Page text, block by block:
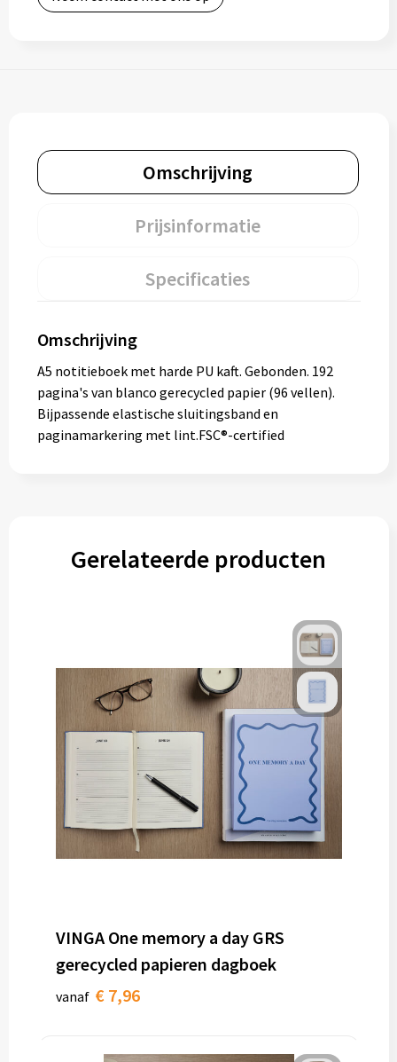
Omschrijving
Prijsinformatie
Specificaties
Omschrijving
A5 notitieboek met harde PU kaft. Gebonden. 192
pagina's van blanco gerecycled papier (96 vellen).
Bijpassende elastische sluitingsband en
paginamarkering met lint.FSC®-certified
Gerelateerde producten
VINGA One memory a day GRS
gerecycled papieren dagboek
vanaf € 7,96